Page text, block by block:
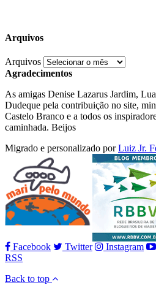
Arquivos
Arquivos
Agradecimentos
As amigas Denise Lazarus Jardim,
Dudeque pela contribuição no site,
Castelo Branco e a todos os
caminhada. Beijos
Migrado e personalizado porLuiz Jr.
Facebook Twitter Instagram
RSS
Back to top